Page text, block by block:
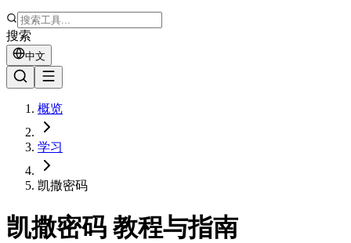
搜索
中文
概览
学习
凯撒密码
凯撒密码 教程与指南